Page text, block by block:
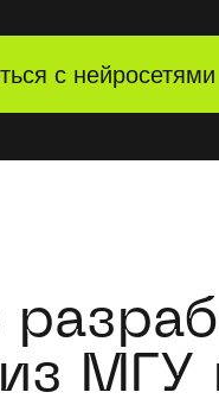
с нейросетями
МГУ